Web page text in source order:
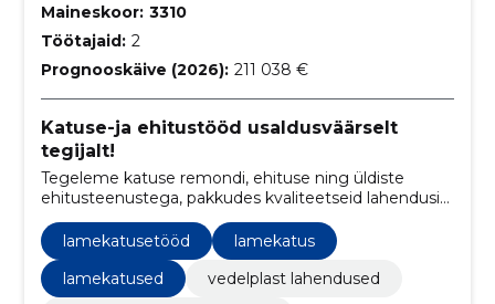
Maineskoor: 3310
Töötajaid: 2
Prognooskäive (2026): 211 038 €
Katuse-ja ehitustööd usaldusväärselt
tegijalt!
Tegeleme katuse remondi, ehituse ning üldiste
ehitusteenustega, pakkudes kvaliteetseid lahendusi
lamekatusetööd
lamekatus
lamekatused
vedelplast lahendused